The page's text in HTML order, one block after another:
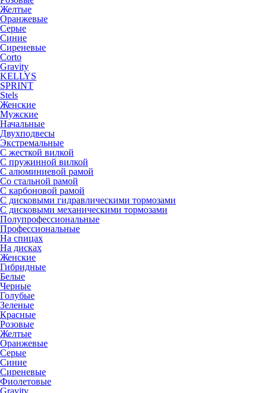
Желтые
Оранжевые
Серые
Синие
Сиреневые
Corto
Gravity
KELLYS
SPRINT
Stels
Женские
Мужские
Начальные
Двухподвесы
Экстремальные
С жесткой вилкой
С пружинной вилкой
С алюминиевой рамой
Со стальной рамой
С карбоновой рамой
С дисковыми гидравлическими тормозами
С дисковыми механическими тормозами
Полупрофессиональные
Профессиональные
На спицах
На дисках
Женские
Гибридные
Белые
Черные
Голубые
Зеленые
Красные
Розовые
Желтые
Оранжевые
Серые
Синие
Сиреневые
Фиолетовые
Gravity